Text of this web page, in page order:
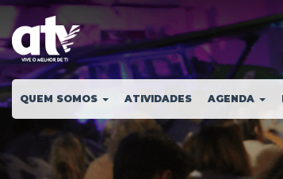
QUEM SOMOS ATIVIDADES AGENDA